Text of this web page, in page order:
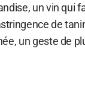
un vin qui
de
un geste de